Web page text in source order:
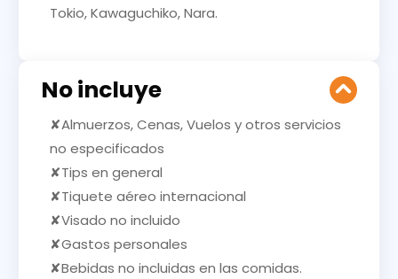
Tokio, Kawaguchiko, Nara.
No incluye
✘Almuerzos, Cenas, Vuelos y otros servicios
no especificados
✘Tips en general
✘Tiquete aéreo internacional
✘Visado no incluido
✘Gastos personales
✘Bebidas no incluidas en las comidas.